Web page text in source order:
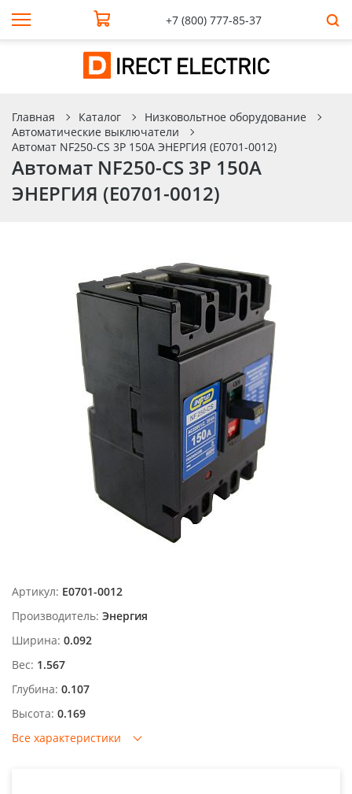
+7 (800) 777-85-37
Главная Каталог
Низковольтное оборудование
Автоматические выключатели
Автомат NF250-CS 3P 150A ЭНЕРГИЯ (Е0701-0012)
Автомат NF250-CS 3P 150A
ЭНЕРГИЯ (Е0701-0012)
Артикул: Е0701-0012
Производитель: Энергия
Ширина: 0.092
Вес: 1.567
Глубина: 0.107
Высота: 0.169
Все характеристики